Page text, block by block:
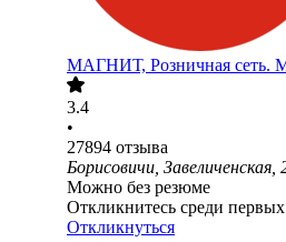
МАГНИТ, Розничная сеть.
3.4
•
27894 отзыва
Борисовичи, Завеличенская,
Можно без резюме
Откликнитесь среди первых
Откликнуться